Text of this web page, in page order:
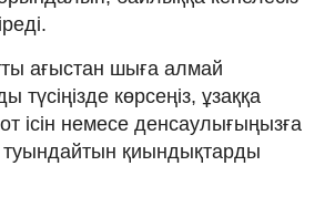
ағыстан шыға алмай
түсіңізде көрсеңіз, ұзаққа
ісін немесе денсаулығыңызға
қиындықтарды